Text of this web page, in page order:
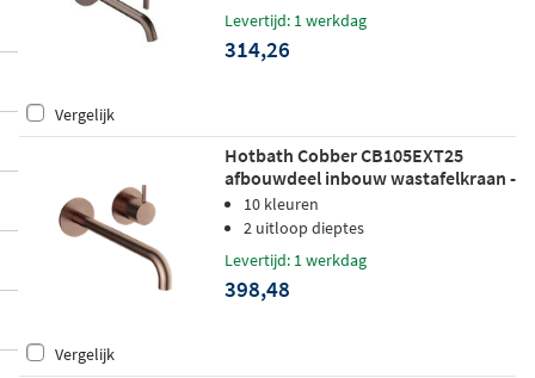
n zijn kleur duurzaam behoudt. U kiest uit
modellen met een gebogen of rechte uitlo
uiteenlopende greepstijlen, zodat de kraa
naadloos aansluit op uw persoonlijke s
maak en badkamerinrichting.
Levertijd: 1 werkdag
314,26
Vergelijk
Hotbath Cobber CB105EXT25
afbouwdeel inbouw wastafelkraan -
25cm uitloop - geborsteld koper pvd
10 kleuren
2 uitloop dieptes
Levertijd: 1 werkdag
398,48
Vergelijk